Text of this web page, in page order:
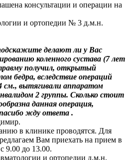
консультации и операции на
и ортопедии № 3 д.м.н.
делают ли у Вас
коленного сустава (7 лет
получил, открытый
бедра, вследствие операций
см., вытягивали аппаратом
2 группы. Сколько стоит
данная операция,
жду ответа .
в клинике проводятся. Для
Вам приехать на прием в
9.00 до 13.00.
и ортопедии д.м.н.